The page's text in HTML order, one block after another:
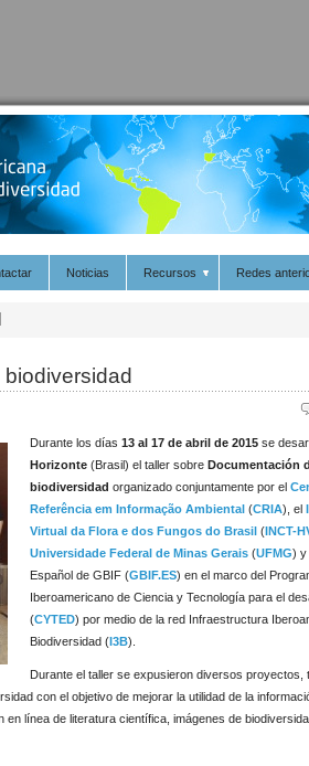
Noticias Recursos Redes
Durante los días 13 al 17 de abril de 2015 se
Horizonte (Brasil) el taller sobre Documentación
biodiversidad organizado conjuntamente por el
Referência em Informação Ambiental (CRIA), el
Virtual da Flora e dos Fungos do Brasil (INCT-
Universidade Federal de Minas Gerais (UFMG) y
Español de GBIF (GBIF.ES) en el marco del
Iberoamericano de Ciencia y Tecnología para el
(CYTED) por medio de la red Infraestructura
Biodiversidad (I3B).
Durante el taller se expusieron diversos proyectos,
con el objetivo de mejorar la utilidad de la
línea de literatura científica, imágenes de